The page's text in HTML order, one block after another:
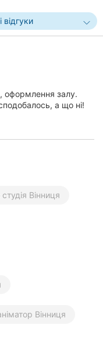
відгуки
оформлення залу.
а що ні!
Вінниця
Вінниця